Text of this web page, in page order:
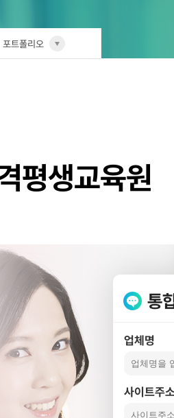
통
업체명
사이트주
포트폴리오
평생교육원